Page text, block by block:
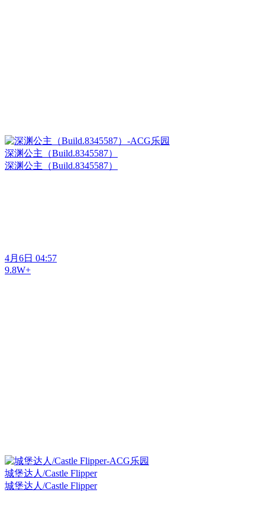
深渊公主（Build.8345587）
深渊公主（Build.8345587）
4月6日 04:57
9.8W+
城堡达人/Castle Flipper
城堡达人/Castle Flipper